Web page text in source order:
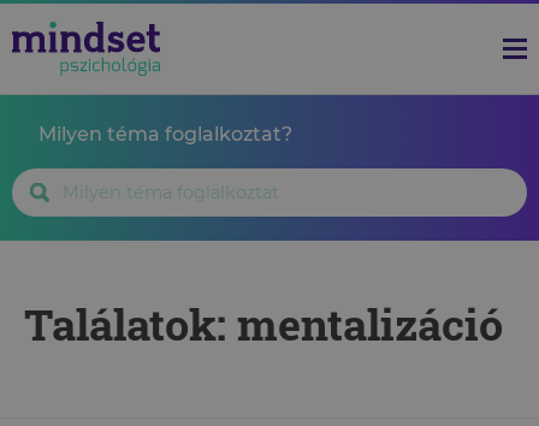
Milyen téma foglalkoztat?
Találatok: mentalizáció